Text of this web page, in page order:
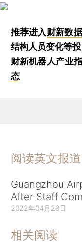
推荐进入财新数
结构人员变化等投
财新机器人产业
态
阅读英文报道
Guangzhou
After Staff
2022年04月29日
相关阅读